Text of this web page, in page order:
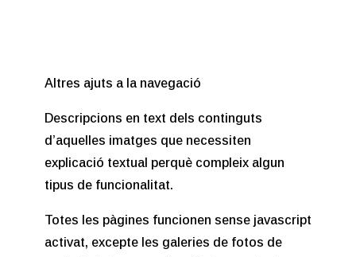
Altres ajuts a la navegació
Descripcions en text dels continguts
d’aquelles imatges que necessiten
explicació textual perquè compleix algun
tipus de funcionalitat.
Totes les pàgines funcionen sense javascript
activat, excepte les galeries de fotos de